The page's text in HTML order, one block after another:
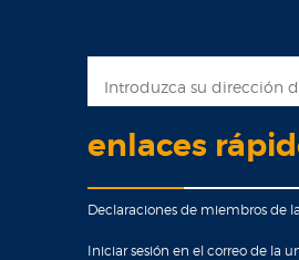
enlaces
Declaraciones de miembros de
Iniciar sesión en el correo de la